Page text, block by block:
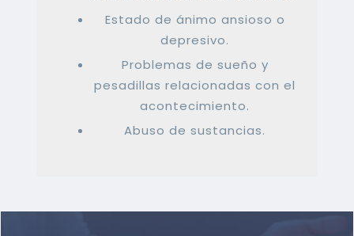
Estado de ánimo ansioso o
depresivo.
Problemas de sueño y
pesadillas relacionadas con el
acontecimiento.
Abuso de sustancias.